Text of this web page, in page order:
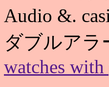
Audio &.
ダブルアラ
watches with